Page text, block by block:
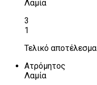
Λαμία
3
1
Τελικό αποτέλεσμα
Ατρόμητος
Λαμία